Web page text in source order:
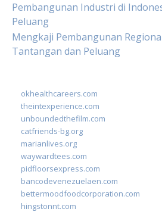
Pembangunan Industri di
Peluang
Mengkaji Pembangunan
Tantangan dan Peluang
okhealthcareers.com
theintexperience.com
unboundedthefilm.com
catfriends-bg.org
marianlives.org
waywardtees.com
pidfloorsexpress.com
bancodevenezuelaen.com
bettermoodfoodcorporation.com
hingstonnt.com